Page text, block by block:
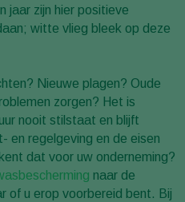
jaar zijn hier positieve
witte vlieg bleek op deze
Nieuwe plagen? Oude
zorgen? Het is
nooit stilstaat en blijft
en regelgeving en de eisen
dat voor uw onderneming?
naar de
of u erop voorbereid bent. Bij